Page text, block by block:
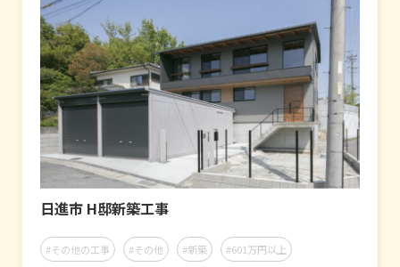
日進市 H邸新築工事
#その他の工事 #その他 #新築 #601万円以上